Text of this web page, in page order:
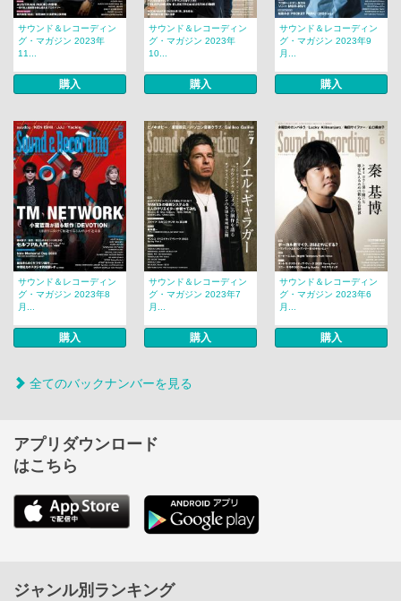
サウンド＆レコーディン
グ・マガジン 2023年
11...
購入
サウンド＆レコーディン
グ・マガジン 2023年
10...
購入
サウンド＆レコーディン
グ・マガジン 2023年9
月...
購入
サウンド＆レコーディン
グ・マガジン 2023年8
月...
購入
サウンド＆レコーディン
グ・マガジン 2023年7
月...
購入
サウンド＆レコーディン
グ・マガジン 2023年6
月...
購入
全てのバックナンバーを見る
アプリダウンロード
はこちら
ジャンル別ランキング